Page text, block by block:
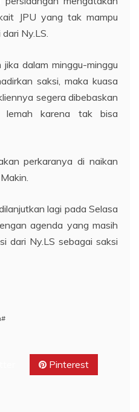
JPU yang tak mampu
Ny.LS.
dalam minggu-minggu
saksi, maka kuasa
segera dibebaskan
lemah karena tak bisa
perkaranya di naikan
lagi pada Selasa
agenda yang masih
dari Ny.LS sebagai saksi
Pinterest